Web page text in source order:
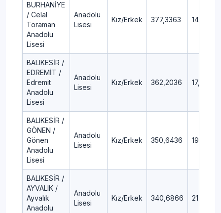
BURHANİYE
/ Celal
Toraman
Anadolu
Lisesi
Anadolu
Lisesi
Kız/Erkek 377,3363 14,64
BALIKESİR /
EDREMİT /
Edremit
Anadolu
Lisesi
Anadolu
Lisesi
Kız/Erkek 362,2036 17,48
BALIKESİR /
GÖNEN /
Gönen
Anadolu
Lisesi
Anadolu
Lisesi
Kız/Erkek 350,6436 19,78
BALIKESİR /
AYVALIK /
Ayvalık
Anadolu
Anadolu
Lisesi
Kız/Erkek 340,6866 21,85